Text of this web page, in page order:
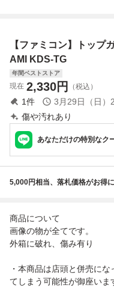
【ファミコン】トップ
AMI KDS-TG
年間ベストストア
現在 2,330円 （税込）
1件 3月29日（日）
傷や汚れあり
あなただけの特別なク
5,000円相当、落札価格がお得に
商品について
画像の物が全てです。
外箱に破れ、傷み有り
・本商品は店頭と併売に
てしまう可能性が御座いま